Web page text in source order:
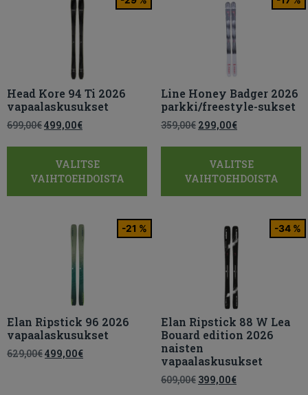
Head Kore 94 Ti 2026
vapaalaskusukset
699,00€499,00€
VALITSE
VAIHTOEHDOISTA
Line Honey Badger 2026
parkki/freestyle-sukset
359,00€ 299,00€
VALITSE
VAIHTOEHDOISTA
-21 %
Elan Ripstick 96 2026
vapaalaskusukset
629,00€499,00€
-34 %
Elan Ripstick 88 W Lea
Bouard edition 2026
naisten
vapaalaskusukset
609,00€ 399,00€